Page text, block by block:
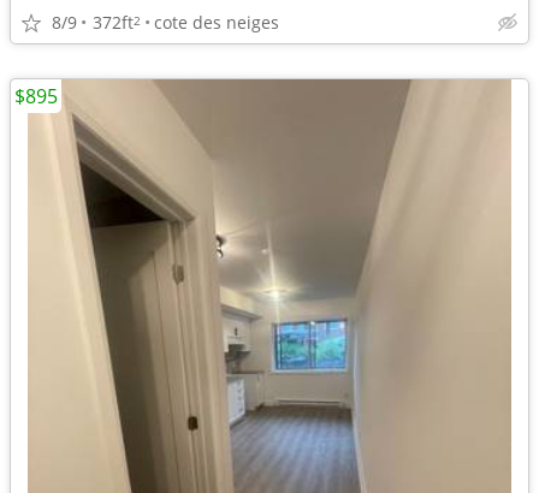
8/9 372ft2 cote des neiges
$895